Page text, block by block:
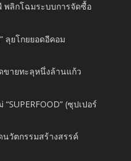
พลิกโฉมระบบการจัดซื้อ
ลุยโกยยอดอีคอม
ขายทะลุหนึ่งล้านแก้ว
(ซุปเปอร์
วัตกรรมสร้างสรรค์